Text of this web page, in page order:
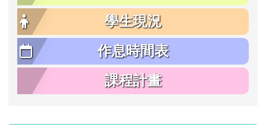
學生現況
作息時間表
課程計畫